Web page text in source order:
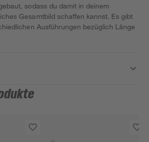
sodass du damit in deinem
Gesamtbild schaffen kannst. Es gibt
Ausführungen bezüglich Länge